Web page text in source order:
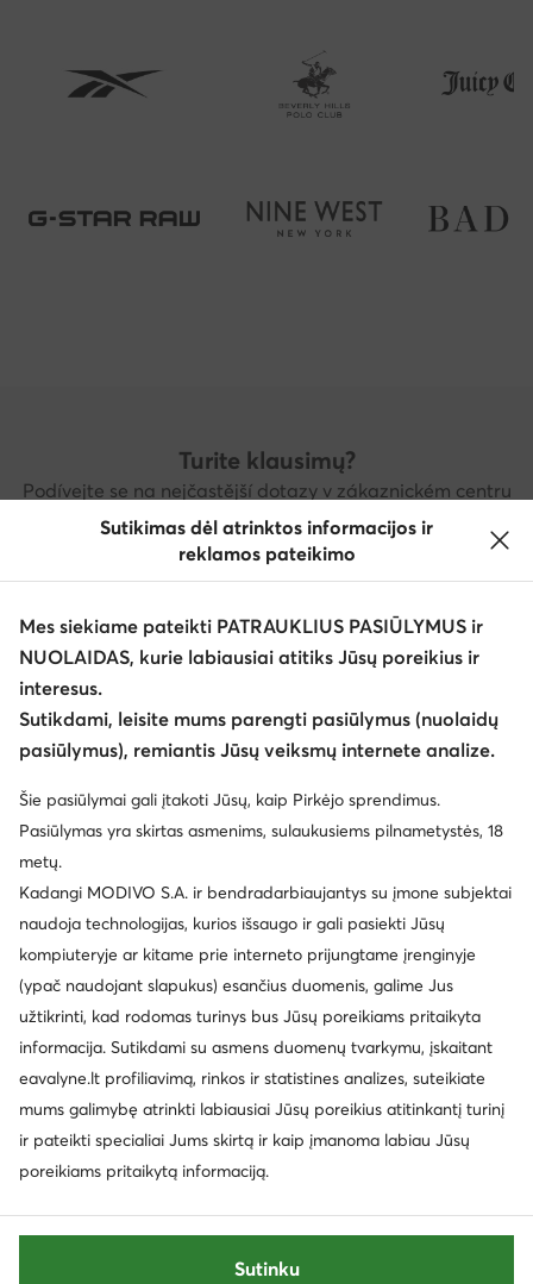
Turite klausimų?
Podívejte se na nejčastější dotazy v zákaznickém centru
nebo nás kontaktujte
Pagalbos centras Kontaktai
Klientų aptarnavimas
Apie mus
Informacija
Sutikimas dėl atrinktos informacijos ir
reklamos pateikimo
Mes siekiame pateikti PATRAUKLIUS PASIŪLYMUS ir
NUOLAIDAS, kurie labiausiai atitiks Jūsų poreikius ir
interesus.
Sutikdami, leisite mums parengti pasiūlymus (nuolaidų
pasiūlymus), remiantis Jūsų veiksmų internete analize.
Šie pasiūlymai gali įtakoti Jūsų, kaip Pirkėjo sprendimus.
Pasiūlymas yra skirtas asmenims, sulaukusiems pilnametystės, 18
metų.
Kadangi MODIVO S.A. ir bendradarbiaujantys su įmone subjektai
naudoja technologijas, kurios išsaugo ir gali pasiekti Jūsų
kompiuteryje ar kitame prie interneto prijungtame įrenginyje
(ypač naudojant slapukus) esančius duomenis, galime Jus
užtikrinti, kad rodomas turinys bus Jūsų poreikiams pritaikyta
informacija. Sutikdami su asmens duomenų tvarkymu, įskaitant
eavalyne.lt profiliavimą, rinkos ir statistines analizes, suteikiate
mums galimybę atrinkti labiausiai Jūsų poreikius atitinkantį turinį
ir pateikti specialiai Jums skirtą ir kaip įmanoma labiau Jūsų
poreikiams pritaikytą informaciją.
Sutinku